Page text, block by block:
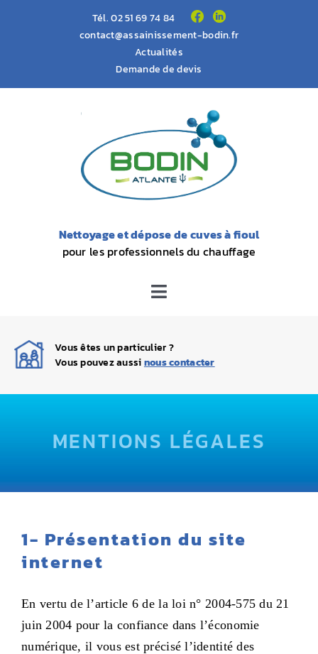
Tél.02 51 69 74 84
contact@assainissement-bodin.fr
Actualités
Demande de devis
Nettoyage et dépose de cuves à fioul
pour les professionnels du chauffage
Toggle
QUI SOMMES-NOUS ?
DÉGAZAGE
DÉPOSE DE CUVE
CONTACT
Vous êtes un particulier ?
Vous pouvez aussinous contacter
MENTIONS LÉGALES
1- Présentation du site
internet
En vertu de l’article 6 de la loi n° 2004-575 du 21
juin 2004 pour la confiance dans l’économie
numérique, il vous est précisé l’identité des